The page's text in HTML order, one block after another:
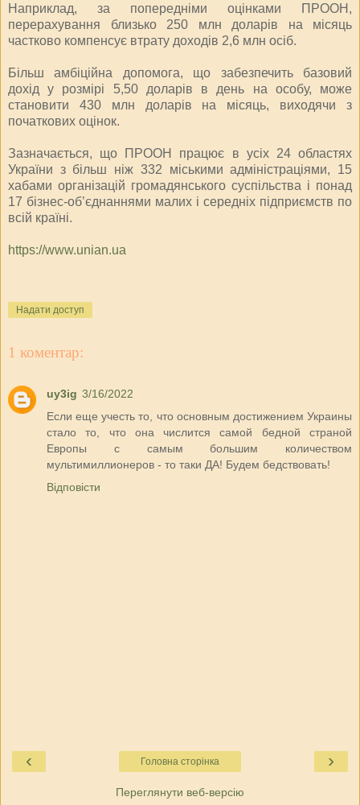
Наприклад, за попередніми оцінками ПРООН,
перерахування близько 250 млн доларів на місяць
частково компенсує втрату доходів 2,6 млн осіб.
Більш амбіційна допомога, що забезпечить базовий
дохід у розмірі 5,50 доларів в день на особу, може
становити 430 млн доларів на місяць, виходячи з
початкових оцінок.
Зазначається, що ПРООН працює в усіх 24 областях
України з більш ніж 332 міськими адміністраціями, 15
хабами організацій громадянського суспільства і понад
17 бізнес-об’єднаннями малих і середніх підприємств по
всій країні.
https://www.unian.ua
Надати доступ
1 коментар:
uy3ig 3/16/2022
Если еще учесть то, что основным достижением Украины
стало то, что она числится самой бедной страной
Европы с самым большим количеством
мультимиллионеров - то таки ДА! Будем бедствовать!
Відповісти
‹ ›
Головна сторінка
Переглянути веб-версію